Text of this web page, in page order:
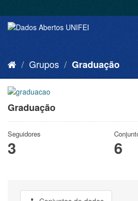
Grupos Graduação
Graduação
Seguidores
3 6